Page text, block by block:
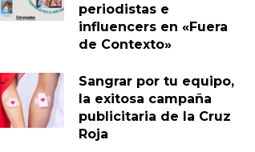
periodistas e
influencers en «Fuera
de Contexto»
Sangrar por tu equipo,
la exitosa campaña
publicitaria de la Cruz
Roja